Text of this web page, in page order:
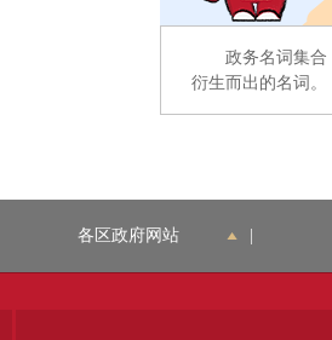
政务名词集合
衍生而出的名词。
各区政府网站